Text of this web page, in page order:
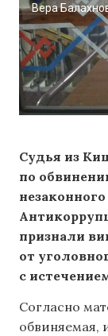
Вера
Судья из
по
признали
от
с
Согласно
обвиняемая,